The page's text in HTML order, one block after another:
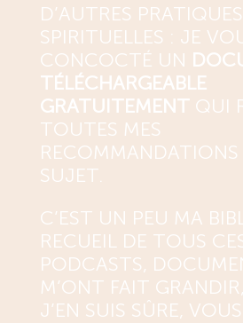
D’AUTRES PRATIQUES
SPIRITUELLES : JE
CONCOCTÉ UN
TÉLÉCHARGEABLE
GRATUITEMENTQUI
TOUTES MES
RECOMMANDATIONS
SUJET.
C’EST UN PEU MA
RECUEIL DE TOUS
PODCASTS,
M’ONT FAIT
J’EN SUIS SÛRE,